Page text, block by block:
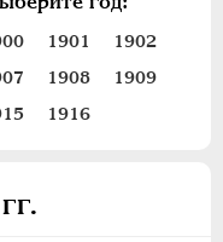
1901
1902
1908
1909
1916